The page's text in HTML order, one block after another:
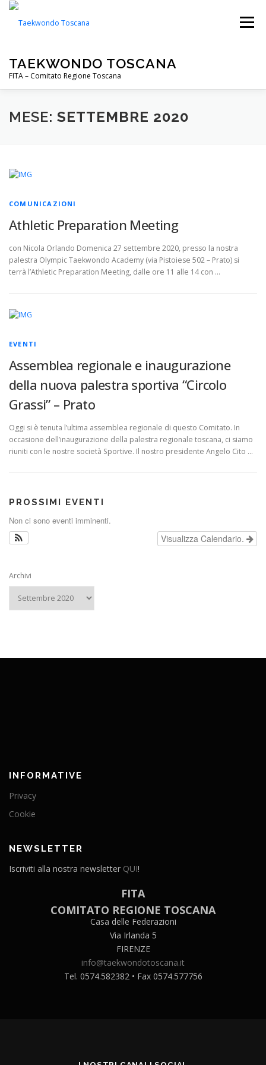
Passa
contenuto
TAEKWONDO TOSCANA
FITA – Comitato Regione Toscana
Menu
FITA PALESTRE NOTIZIE EVENTI
MESE: SETTEMBRE 2020
COMUNICAZIONI
Athletic Preparation Meeting
con Nicola Orlando Domenica 27 settembre 2020, presso la nostra
palestra Olympic Taekwondo Academy (via Pistoiese 502 – Prato) si
terrà l’Athletic Preparation Meeting, dalle ore 11 alle 14 con …
EVENTI
Assemblea regionale e inaugurazione
della nuova palestra sportiva “Circolo
Grassi” – Prato
Oggi si è tenuta l’ultima assemblea regionale di questo Comitato. In
occasione dell’inaugurazione della palestra regionale toscana, ci siamo
riuniti con le nostre società Sportive. Il nostro presidente Angelo Cito …
PROSSIMI EVENTI
Non ci sono eventi imminenti.
Visualizza Calendario.
Archivi
INFORMATIVE
Privacy
Cookie
NEWSLETTER
Iscriviti alla nostra newsletter QUI!
FITA
COMITATO REGIONE TOSCANA
Casa delle Federazioni
Via Irlanda 5
FIRENZE
info@taekwondotoscana.it
Tel. 0574.582382 • Fax 0574.577756